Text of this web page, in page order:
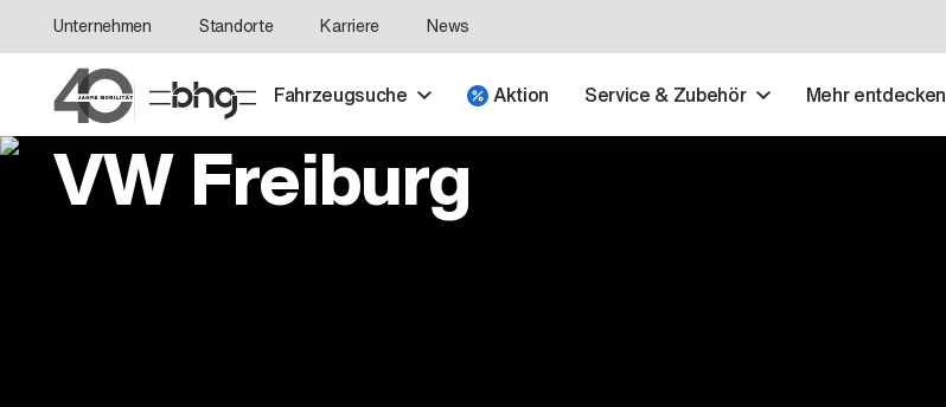
Unternehmen Standorte Karriere News
Fahrzeugsuche Aktion Service & Zubehör Mehr entdecken
VW Freiburg